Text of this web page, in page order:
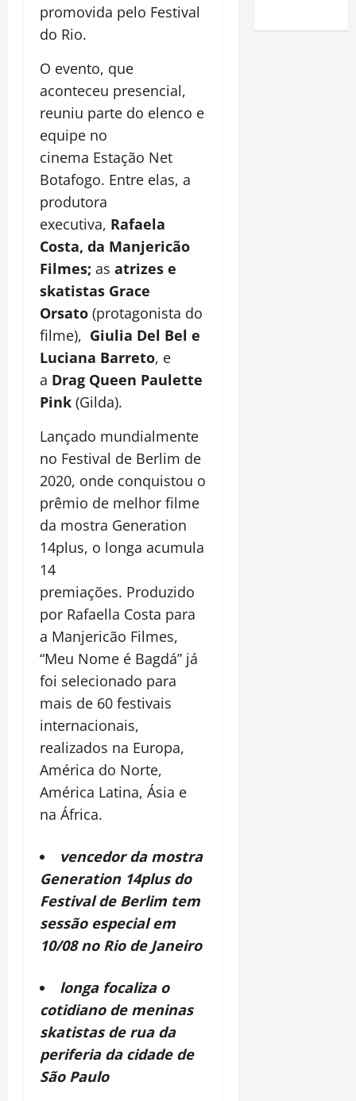
promovida pelo Festival
do Rio.
O evento, que
aconteceu presencial,
reuniu parte do elenco e
equipe no
cinema Estação Net
Botafogo. Entre elas, a
produtora
executiva, Rafaela
Costa, da Manjericão
Filmes; as atrizes e
skatistas Grace
Orsato (protagonista do
filme), Giulia Del Bel e
Luciana Barreto, e
a Drag Queen Paulette
Pink (Gilda).
Lançado mundialmente
no Festival de Berlim de
2020, onde conquistou o
prêmio de melhor filme
da mostra Generation
14plus, o longa acumula
14
premiações. Produzido
por Rafaella Costa para
a Manjericão Filmes,
“Meu Nome é Bagdá” já
foi selecionado para
mais de 60 festivais
internacionais,
realizados na Europa,
América do Norte,
América Latina, Ásia e
na África.
vencedor da mostra
Generation 14plus do
Festival de Berlim tem
sessão especial em
10/08 no Rio de Janeiro
longa focaliza o
cotidiano de meninas
skatistas de rua da
periferia da cidade de
São Paulo